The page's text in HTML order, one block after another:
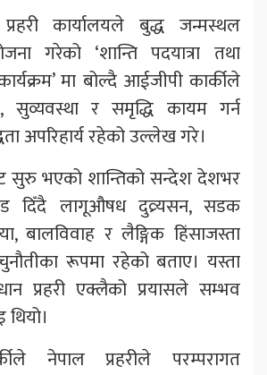
कार्यालयले बुद्ध जन्मस्थल
गरेको ‘शान्ति पदयात्रा तथा
मा बोल्दै आईजीपी कार्कीले
सुव्यवस्था र समृद्धि कायम गर्न
अपरिहार्य रहेको उल्लेख गरे।
सुरु भएको शान्तिको सन्देश देशभर
दिँदै लागूऔषध दुव्र्यसन, सडक
बालविवाह र लैङ्गिक हिंसाजस्ता
रूपमा रहेको बताए। यस्ता
प्रहरी एक्लैको प्रयासले सम्भव
नेपाल प्रहरीले परम्परागत